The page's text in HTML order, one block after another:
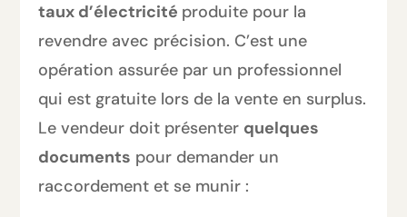
taux d’électricité produite pour la
revendre avec précision. C’est une
opération assurée par un professionnel
qui est gratuite lors de la vente en surplus.
Le vendeur doit présenter quelques
documents pour demander un
raccordement et se munir :